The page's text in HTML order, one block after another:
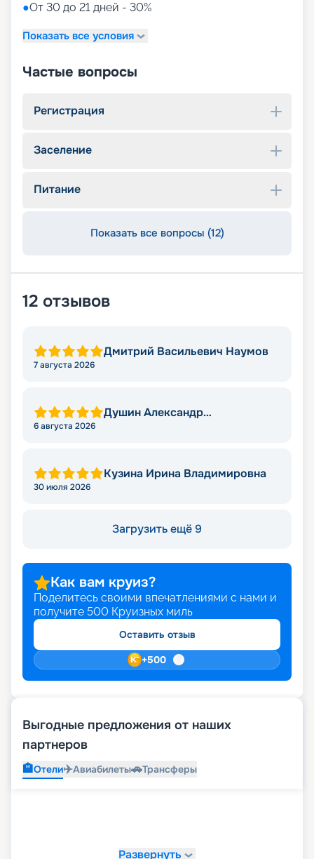
●От 30 до 21 дней - 30%
Показать все условия
Частые вопросы
Регистрация
Заселение
Питание
Показать все вопросы (12)
12 отзывов
Дмитрий Васильевич Наумов
7 августа 2026
Душин Александр
6 августа 2026
Кузина Ирина Владимировна
30 июля 2026
Загрузить ещё 9
Как вам круиз?
Поделитесь своими впечатлениями с нами и
получите 500 Круизных миль
Оставить отзыв
+500
Выгодные предложения от наших
партнеров
🏨Отели✈️Авиабилеты🚗Трансферы
Развернуть